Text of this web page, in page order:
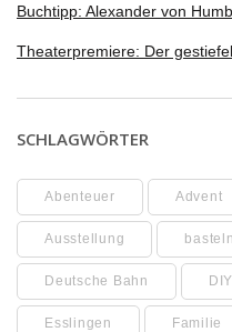
Buchtipp: Alexander von
Theaterpremiere: Der
SCHLAGWÖRTER
Abenteuer Advent
Ausstellung basteln
Deutsche Bahn DIY
Esslingen Familie